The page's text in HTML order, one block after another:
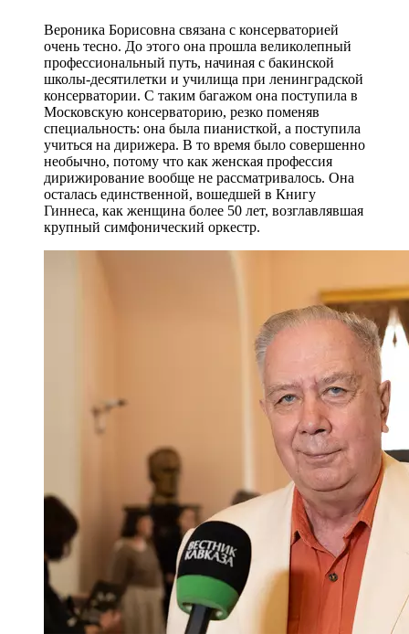
Вероника Борисовна связана с консерваторией
очень тесно. До этого она прошла великолепный
профессиональный путь, начиная с бакинской
школы-десятилетки и училища при ленинградской
консерватории. С таким багажом она поступила в
Московскую консерваторию, резко поменяв
специальность: она была пианисткой, а поступила
учиться на дирижера. В то время было совершенно
необычно, потому что как женская профессия
дирижирование вообще не рассматривалось. Она
осталась единственной, вошедшей в Книгу
Гиннеса, как женщина более 50 лет, возглавлявшая
крупный симфонический оркестр.